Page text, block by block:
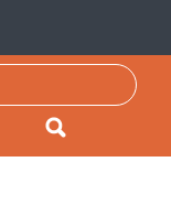
Pesquisar